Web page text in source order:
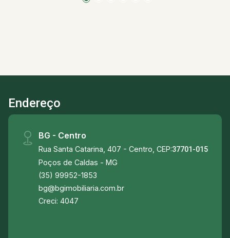
Endereço
BG - Centro
Rua Santa Catarina, 407 - Centro, CEP:37701-015
Poços de Caldas - MG
(35) 99952-1853
bg@bgimobiliaria.com.br
Creci: 4047